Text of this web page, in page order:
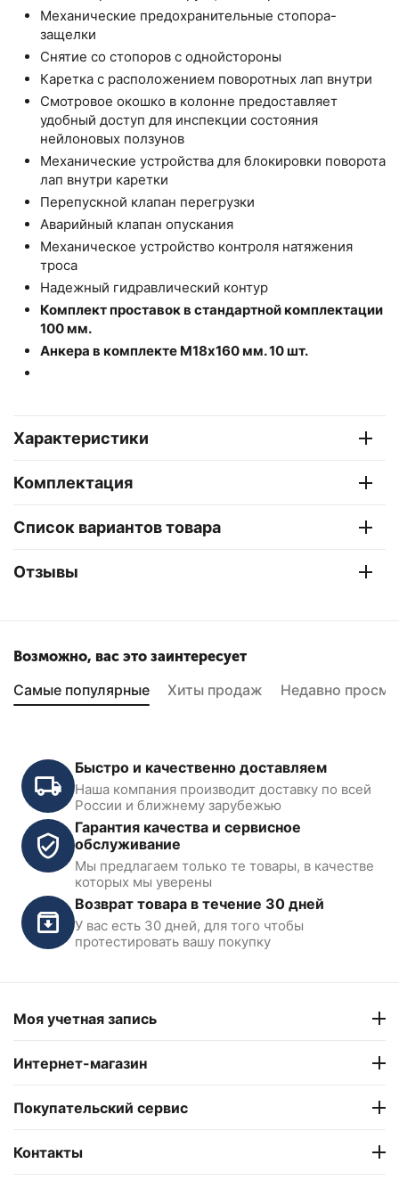
Механические предохранительные стопора-
защелки
Снятие со стопоров с однойстороны
Каретка с расположением поворотных лап внутри
Смотровое окошко в колонне предоставляет
удобный доступ для инспекции состояния
нейлоновых ползунов
Механические устройства для блокировки поворота
лап внутри каретки
Перепускной клапан перегрузки
Аварийный клапан опускания
Механическое устройство контроля натяжения
троса
Надежный гидравлический контур
Комплект проставок в стандартной комплектации
100 мм.
Анкера в комплекте М18х160 мм. 10 шт.
Характеристики
Комплектация
Список вариантов товара
Отзывы
Возможно, вас это заинтересует
Самые популярные Хиты продаж Недавно
Подъемник двухстоечный,
электрогидравлический
KraftWell KRW4SLM/220 г/п
4т.
В наличии
Двухстоечный подъемник
г/п 4т. KRW4DLM KraftWell
В наличии
Быстро и качественно доставляем
Наша компания производит доставку по всей
России и ближнему зарубежью
Гарантия качества и сервисное
обслуживание
Мы предлагаем только те товары, в качестве
которых мы уверены
Возврат товара в течение 30 дней
У вас есть 30 дней, для того чтобы
протестировать вашу покупку
Моя учетная запись
Интернет-магазин
Покупательский сервис
Контакты